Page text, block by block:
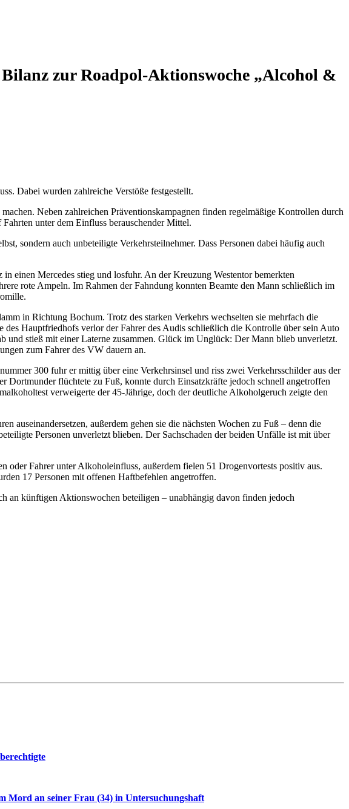
zur Roadpol-Aktionswoche „Alcohol &
Dabei wurden zahlreiche Verstöße festgestellt.
Neben zahlreichen Präventionskampagnen finden regelmäßige Kontrollen durch
unter dem Einfluss berauschender Mittel.
sondern auch unbeteiligte Verkehrsteilnehmer. Dass Personen dabei häufig auch
einen Mercedes stieg und losfuhr. An der Kreuzung Westentor bemerkten
rote Ampeln. Im Rahmen der Fahndung konnten Beamte den Mann schließlich im
in Richtung Bochum. Trotz des starken Verkehrs wechselten sie mehrfach die
Hauptfriedhofs verlor der Fahrer des Audis schließlich die Kontrolle über sein Auto
und stieß mit einer Laterne zusammen. Glück im Unglück: Der Mann blieb unverletzt.
zum Fahrer des VW dauern an.
300 fuhr er mittig über eine Verkehrsinsel und riss zwei Verkehrsschilder aus der
flüchtete zu Fuß, konnte durch Einsatzkräfte jedoch schnell angetroffen
verweigerte der 45-Jährige, doch der deutliche Alkoholgeruch zeigte den
auseinandersetzen, außerdem gehen sie die nächsten Wochen zu Fuß – denn die
Personen unverletzt blieben. Der Sachschaden der beiden Unfälle ist mit über
Fahrer unter Alkoholeinfluss, außerdem fielen 51 Drogenvortests positiv aus.
17 Personen mit offenen Haftbefehlen angetroffen.
an künftigen Aktionswochen beteiligen – unabhängig davon finden jedoch
Mord an seiner Frau (34) in Untersuchungshaft